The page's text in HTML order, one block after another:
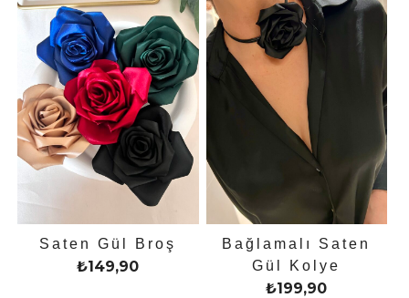
Saten Gül Broş
₺149,90
Bağlamalı Saten
Gül Kolye
₺199,90